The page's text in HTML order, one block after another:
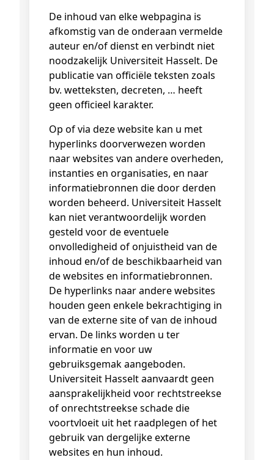
De inhoud van elke webpagina is
afkomstig van de onderaan vermelde
auteur en/of dienst en verbindt niet
noodzakelijk Universiteit Hasselt. De
publicatie van officiële teksten zoals
bv. wetteksten, decreten, … heeft
geen officieel karakter.
Op of via deze website kan u met
hyperlinks doorverwezen worden
naar websites van andere overheden,
instanties en organisaties, en naar
informatiebronnen die door derden
worden beheerd. Universiteit Hasselt
kan niet verantwoordelijk worden
gesteld voor de eventuele
onvolledigheid of onjuistheid van de
inhoud en/of de beschikbaarheid van
de websites en informatiebronnen.
De hyperlinks naar andere websites
houden geen enkele bekrachtiging in
van de externe site of van de inhoud
ervan. De links worden u ter
informatie en voor uw
gebruiksgemak aangeboden.
Universiteit Hasselt aanvaardt geen
aansprakelijkheid voor rechtstreekse
of onrechtstreekse schade die
voortvloeit uit het raadplegen of het
gebruik van dergelijke externe
websites en hun inhoud.